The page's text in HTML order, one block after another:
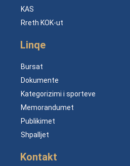
KAS
Rreth KOK-ut
Linqe
Bursat
Dokumente
Kategorizimi i sporteve
Memorandumet
Publikimet
Shpalljet
Kontakt